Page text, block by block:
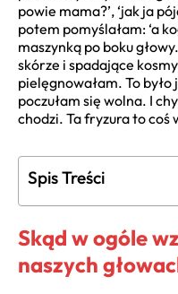
powie mama?’, ‘jak ja
potem pomyślałam: ‘a
maszynką po boku
skórze i spadające
pielęgnowałam. To
poczułam się wolna. I
chodzi. Ta fryzura to coś
Spis Treści
Skąd w ogóle
naszych